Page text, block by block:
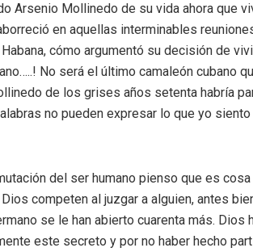
Arsenio Mollinedo de su vida ahora que
en aquellas interminables
cómo argumentó su decisión de
No será el último camaleón cubano
de los grises años setenta habría
no pueden expresar lo que yo
del ser humano pienso que es
competen al juzgar a alguien, antes
se le han abierto cuarenta más. Dios
este secreto y por no haber hecho